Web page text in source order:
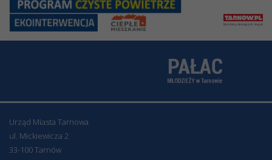
Urząd Miasta Tarnowa
ul. Mickiewicza 2
33-100 Tarnów